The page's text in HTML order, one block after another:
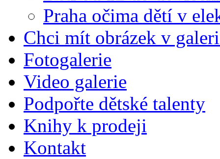
Praha očima dětí v
Chci mít obrázek v
Fotogalerie
Video galerie
Podpořte dětské talenty
Knihy k prodeji
Kontakt